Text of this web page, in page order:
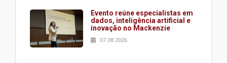
Evento reúne especialistas em
dados, inteligência artificial e
inovação no Mackenzie
07.08.2026